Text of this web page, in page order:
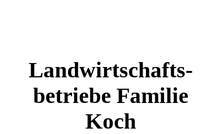
Landwirtschafts-
betriebe Familie
Koch